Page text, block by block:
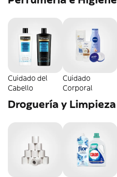
Cuidado del
Cabello
Cuidado
Corporal
Droguería y Limpieza